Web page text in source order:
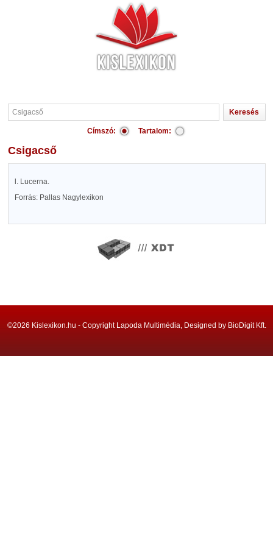
Címszó: Tartalom:
Csigacső
l. Lucerna.
Forrás: Pallas Nagylexikon
©2026 Kislexikon.hu - Copyright Lapoda Multimédia, Designed by BioDigit Kft.